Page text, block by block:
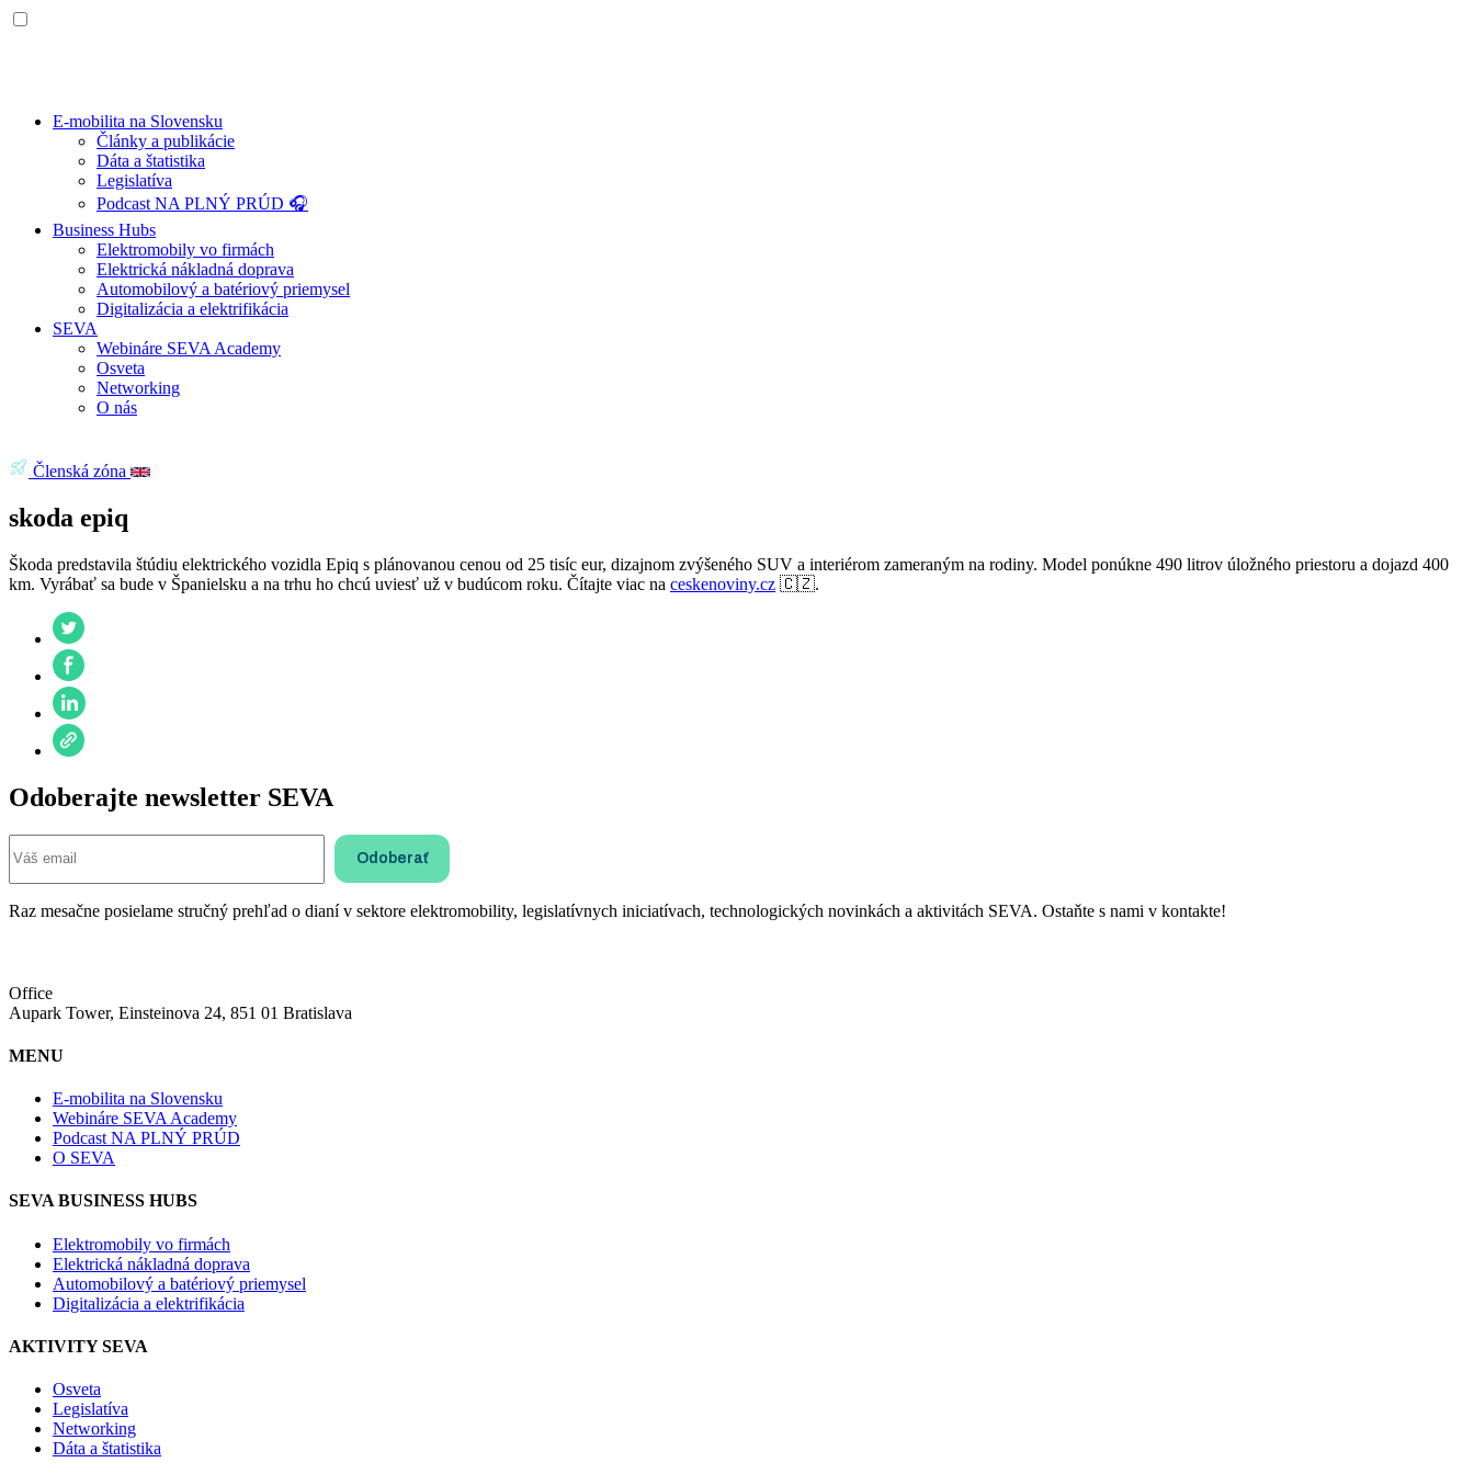
E-mobilita na Slovensku
Články a publikácie
Dáta a štatistika
Legislatíva
Podcast NA PLNÝ PRÚD 🎧
Business Hubs
Elektromobily vo firmách
Elektrická nákladná doprava
Automobilový a batériový priemysel
Digitalizácia a elektrifikácia
SEVA
Webináre SEVA Academy
Osveta
Networking
O nás
Členská zóna
skoda epiq
Škoda predstavila štúdiu elektrického vozidla Epiq s plánovanou cenou od 25 tisíc eur, dizajnom zvýšeného SUV a interiérom zameraným na rodiny. Model ponúkne 490 litrov úložného priestoru a dojazd 400
km. Vyrábať sa bude v Španielsku a na trhu ho chcú uviesť už v budúcom roku. Čítajte viac na ceskenoviny.cz 🇨🇿.
Odoberajte newsletter SEVA
Raz mesačne posielame stručný prehľad o dianí v sektore elektromobility, legislatívnych iniciatívach, technologických novinkách a aktivitách SEVA. Ostaňte s nami v kontakte!
Office
Aupark Tower, Einsteinova 24, 851 01 Bratislava
MENU
E-mobilita na Slovensku
Webináre SEVA Academy
Podcast NA PLNÝ PRÚD
O SEVA
SEVA BUSINESS HUBS
Elektromobily vo firmách
Elektrická nákladná doprava
Automobilový a batériový priemysel
Digitalizácia a elektrifikácia
AKTIVITY SEVA
Osveta
Legislatíva
Networking
Dáta a štatistika